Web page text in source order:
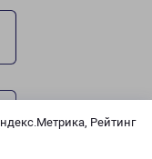
Рейтинг